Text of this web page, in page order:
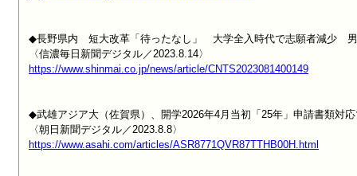
◆長野県内　短大改革「待ったなし」　大学全入時代で志願者減少　
https://www.shinmai.co.jp/news/article/CNTS2023081400149
◆武雄アジア大（佐賀県）、開学2026年4月当初「25年」申請書類対
https://www.asahi.com/articles/ASR8771QVR87TTHB00H.html